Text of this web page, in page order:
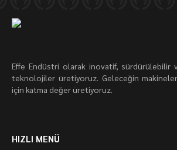
Effe Endüstri olarak inovatif, sürdürülebilir
teknolojiler üretiyoruz. Geleceğin
için katma değer üretiyoruz.
HIZLI MENÜ